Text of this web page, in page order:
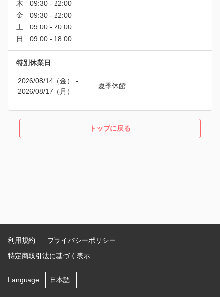
特別休業日
2026/08/14（金）
-
2026/08/17（月）
夏季休館
トップに戻る
利用規約
プライバシーポリシー
特定商取引法に基づく表示
Language: